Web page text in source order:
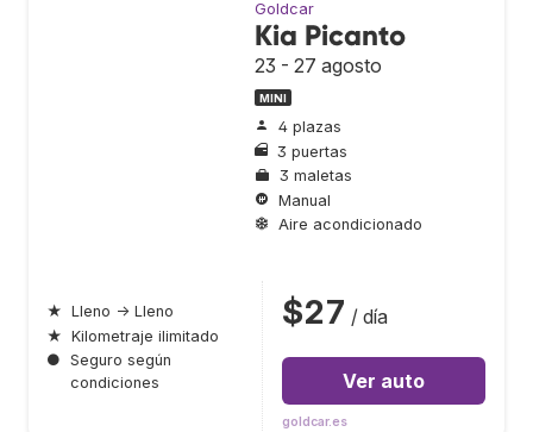
Goldcar
Kia Picanto
23 - 27 agosto
MINI
4 plazas
3 puertas
3 maletas
Manual
Aire acondicionado
★ Lleno → Lleno
★ Kilometraje ilimitado
● Seguro según
condiciones
$27 / día
Ver auto
goldcar.es